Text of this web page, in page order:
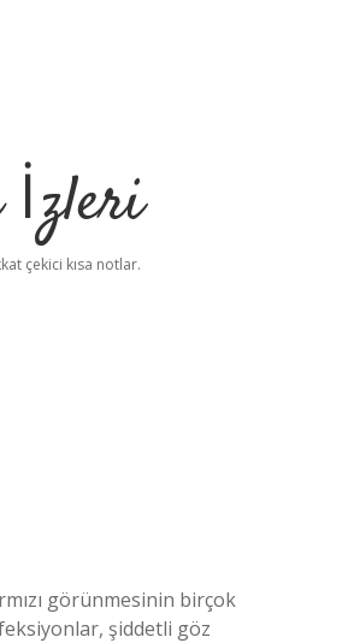
İzleri
çekici kısa notlar.
görünmesinin birçok
şiddetli göz